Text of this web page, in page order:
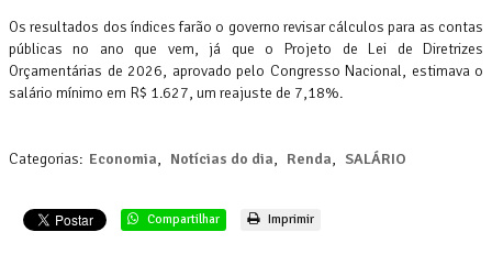
Os resultados dos índices farão o governo revisar cálculos para as contas
públicas no ano que vem, já que o Projeto de Lei de Diretrizes
Orçamentárias de 2026, aprovado pelo Congresso Nacional, estimava o
salário mínimo em R$ 1.627, um reajuste de 7,18%.
Categorias: Economia, Notícias do dia, Renda, SALÁRIO
Compartilhar Imprimir